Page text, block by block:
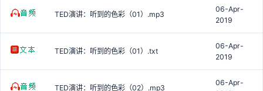
TED演讲：听到的色彩（01）.mp3
06-Apr-
2019
TED演讲：听到的色彩（01）.txt
06-Apr-
2019
TED演讲：听到的色彩（02）.mp3
06-Apr-